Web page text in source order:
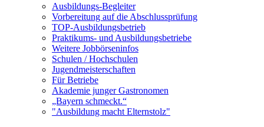
Ausbildungs-Begleiter
Vorbereitung auf die Abschlussprüfung
TOP-Ausbildungsbetrieb
Praktikums- und Ausbildungsbetriebe
Weitere Jobbörseninfos
Schulen / Hochschulen
Jugendmeisterschaften
Für Betriebe
Akademie junger Gastronomen
„Bayern schmeckt.“
"Ausbildung macht Elternstolz"